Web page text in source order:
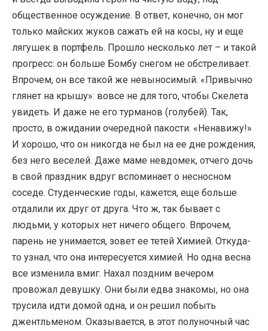
общественное осуждение. В ответ, конечно, он мог
только майских жуков сажать ей на косы, ну и еще
лягушек в портфель. Прошло несколько лет – и такой
прогресс: он больше Бомбу снегом не обстреливает.
Впрочем, он все такой же невыносимый. «Привычно
глянет на крышу»: вовсе не для того, чтобы Скелета
увидеть. И даже не его турманов (голубей). Так,
просто, в ожидании очередной пакости. «Ненавижу!»
И хорошо, что он никогда не был на ее дне рождения,
без него веселей. Даже маме невдомек, отчего дочь
в свой праздник вдруг вспоминает о несносном
соседе. Студенческие годы, кажется, еще больше
отдалили их друг от друга. Что ж, так бывает с
людьми, у которых нет ничего общего. Впрочем,
парень не унимается, зовет ее тетей Химией. Откуда-
то узнал, что она интересуется химией. Но одна весна
все изменила вмиг. Нахал поздним вечером
провожал девушку. Они были едва знакомы, но она
трусила идти домой одна, и он решил побыть
джентльменом. Оказывается, в этот полуночный час